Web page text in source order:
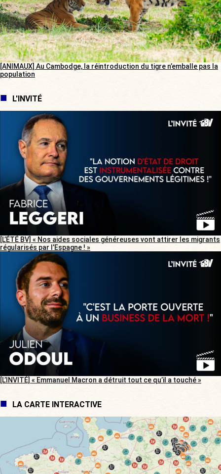
[ANIMAUX] Au Cambodge, la réintroduction du tigre n’emballe pas la
population
L'INVITÉ
[L’ÉTÉ BV] « Nos aides sociales généreuses vont attirer les migrants
régularisés par l’Espagne ! »
[L’INVITÉ] « Emmanuel Macron a détruit tout ce qu’il a touché »
LA CARTE INTERACTIVE